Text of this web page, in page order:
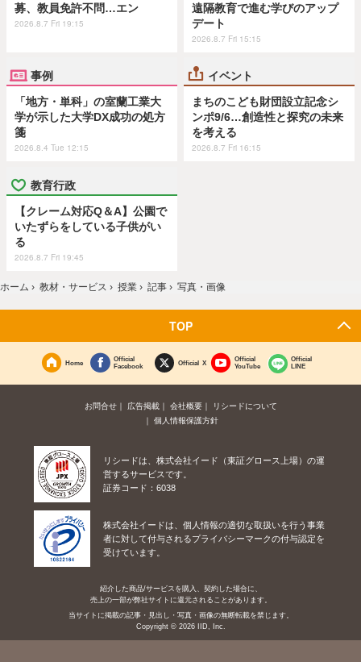
募、教員免許不問…エン
2026.8.7 Fri 19:15
遠隔教育で進む学びのアップ
デート
2026.8.7 Fri 15:15
事例
「地方・単科」の室蘭工業大
学が示した大学DX成功の処方
箋
2026.8.4 Tue 12:15
イベント
まちのこども財団設立記念シ
ンポ9/6…創造性と探究の未来
を考える
2026.8.7 Fri 16:15
教育行政
【クレーム対応Q＆A】公園で
いたずらをしている子供がい
る
2026.8.7 Fri 19:45
ホーム › 教材・サービス › 授業 › 記事 › 写真・画像
TOP
Home
Official
Facebook
Official X
Official
YouTube
Official
LINE
お問合せ 広告掲載 会社概要
リシードについて
個人情報保護方針
リシードは、株式会社イード（東証グロース上場）の運
営するサービスです。
証券コード：6038
株式会社イードは、個人情報の適切な取扱いを行う事業
者に対して付与されるプライバシーマークの付与認定を
受けています。
紹介した商品/サービスを購入、契約した場合に、
売上の一部が弊社サイトに還元されることがあります。
当サイトに掲載の記事・見出し・写真・画像の無断転載を禁じます。
Copyright © 2026 IID, Inc.